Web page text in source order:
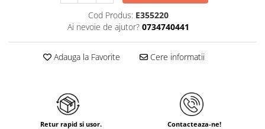
Cod Produs: E355220
Ai nevoie de ajutor? 0734740441
Adauga la Favorite Cere informatii
Retur rapid si usor. Contacteaza-ne!